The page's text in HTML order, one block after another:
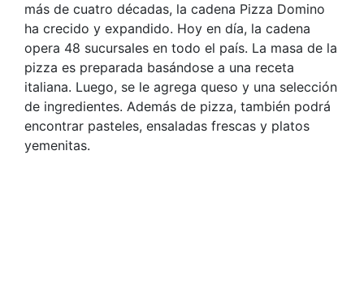
más de cuatro décadas, la cadena Pizza Domino
ha crecido y expandido. Hoy en día, la cadena
opera 48 sucursales en todo el país. La masa de la
pizza es preparada basándose a una receta
italiana. Luego, se le agrega queso y una selección
de ingredientes. Además de pizza, también podrá
encontrar pasteles, ensaladas frescas y platos
yemenitas.